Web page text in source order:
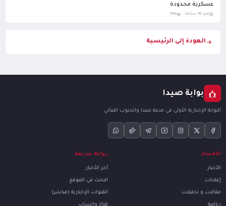
عسكرية محدودة
منذ 16 ساعة · 949
العودة إلى الرئيسية
بوابة صيدا
البوابة الإخبارية الأولى في مدينة صيدا والجنوب اللبناني
الأقسام
الأخبار
إعلانات
مقالات و تحليلات
روابط سريعة
آخر الأخبار
البحث في الموقع
القنوات الإخبارية (مباشر)